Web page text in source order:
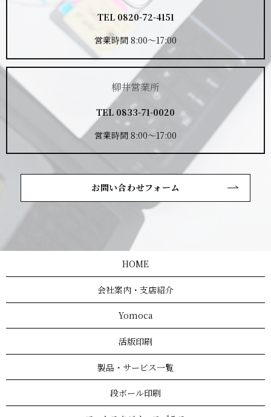
TEL 0820-72-4151
営業時間 8:00～17:00
柳井営業所
TEL 0833-71-0020
営業時間 8:00～17:00
お問い合わせフォーム
HOME
会社案内・支店紹介
Yomoca
活版印刷
製品・サービス一覧
段ボール印刷